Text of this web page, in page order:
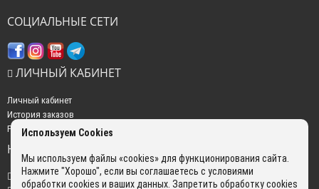
СОЦИАЛЬНЫЕ СЕТИ
ЛИЧНЫЙ КАБИНЕТ
Личный кабинет
История заказов
Рассылка новостей
НАШИ КОНТАКТЫ
+7 (499) 350-22-51
Используем Cookies
Мы используем файлы «cookies» для функционирования сайта.
Нажмите "Хорошо", если вы соглашаетесь с условиями
обработки cookies и ваших данных. Запретить обработку cookies